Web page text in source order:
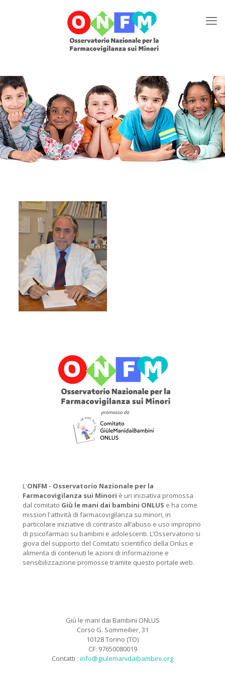
L'ONFM - Osservatorio Nazionale per la
Farmacovigilanza sui Minori è un iniziativa promossa
dal comitato Giù le mani dai bambini ONLUS e ha come
mission l'attività di farmacovigilanza su minori, in
particolare iniziative di contrasto all’abuso e uso improprio
di psicofarmaci su bambini e adolescenti. L’Osservatorio si
giova del supporto del Comitato scientifico della Onlus e
alimenta di contenuti le azioni di informazione e
sensibilizzazione promosse tramite questo portale web.
Giù le mani dai Bambini ONLUS
Corso G. Sommeilier, 31
10128 Torino (TO)
CF: 97650080019
Contatti : info@giulemanidaibambini.org